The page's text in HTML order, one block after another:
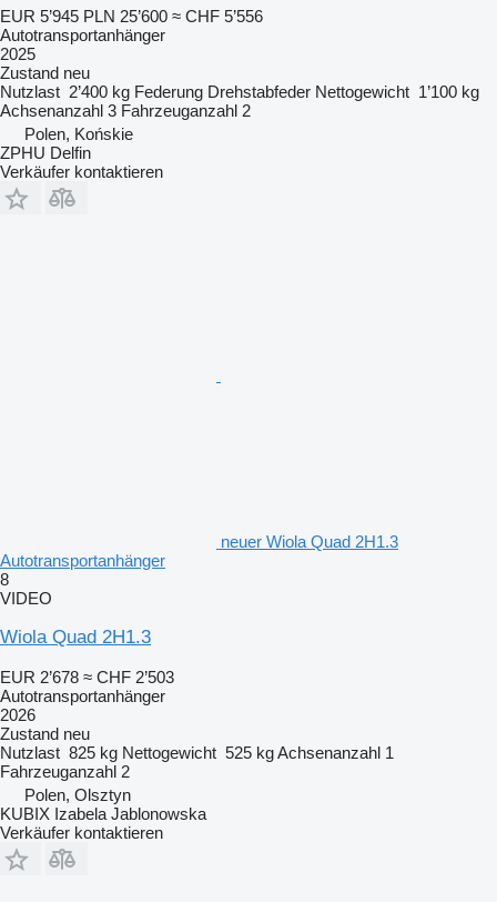
EUR 5’945 PLN 25’600 ≈ CHF 5’556
Autotransportanhänger
2025
Zustand neu
Nutzlast 2’400 kg Federung Drehstabfeder Nettogewicht 1’100 kg
Achsenanzahl 3 Fahrzeuganzahl 2
Polen, Końskie
ZPHU Delfin
Verkäufer kontaktieren
neuer Wiola Quad 2H1.3
Autotransportanhänger
8
VIDEO
Wiola Quad 2H1.3
EUR 2’678 ≈ CHF 2’503
Autotransportanhänger
2026
Zustand neu
Nutzlast 825 kg Nettogewicht 525 kgAchsenanzahl 1
Fahrzeuganzahl 2
Polen, Olsztyn
KUBIX Izabela Jablonowska
Verkäufer kontaktieren